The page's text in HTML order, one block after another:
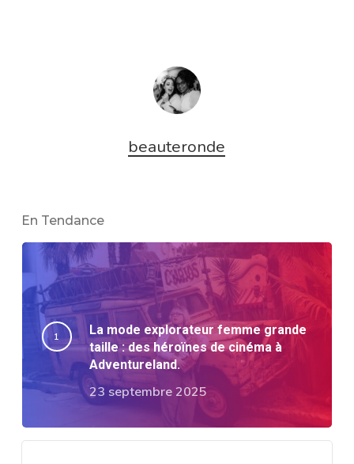
beauteronde
En Tendance
La mode explorateur femme grande
taille : des héroïnes de cinéma à
Adventureland.
23 septembre 2025